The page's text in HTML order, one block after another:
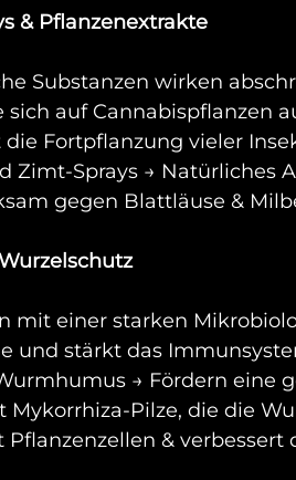
& Pflanzenextrakte
Substanzen wirken
sich auf Cannabispflanzen
die Fortpflanzung vieler
Zimt-Sprays → Natürliches
gegen Blattläuse &
mit einer starken
und stärkt das
Wurmhumus → Fördern eine
Mykorrhiza-Pilze, die die
Pflanzenzellen &